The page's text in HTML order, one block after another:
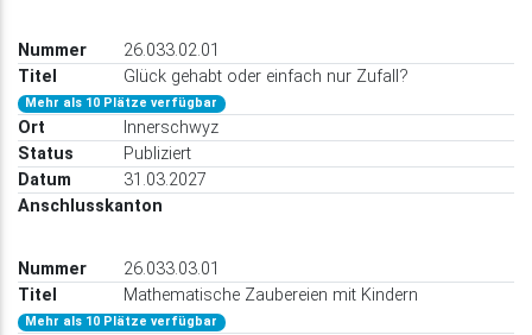
26.033.02.01
Glück gehabt oder einfach nur Zufall?
Mehr als 10 Plätze verfügbar
Innerschwyz
Publiziert
31.03.2027
26.033.03.01
Mathematische Zaubereien mit Kindern
Mehr als 10 Plätze verfügbar